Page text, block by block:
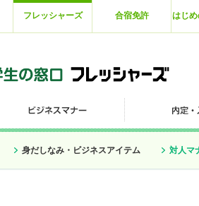
フレッシャーズ 合宿免許 はじ
身だしなみ・ビジネスアイテム 対人マ